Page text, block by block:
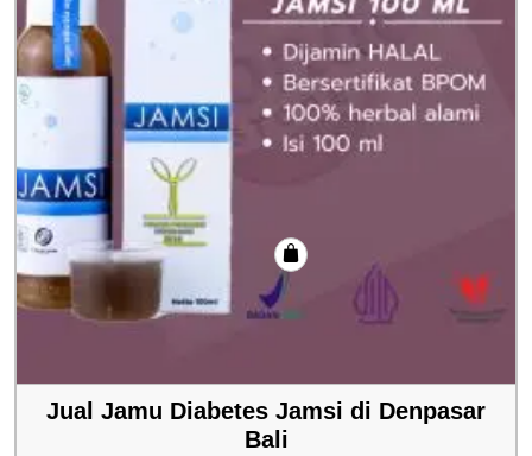
Jual Jamu Diabetes Jamsi di Denpasar
Bali